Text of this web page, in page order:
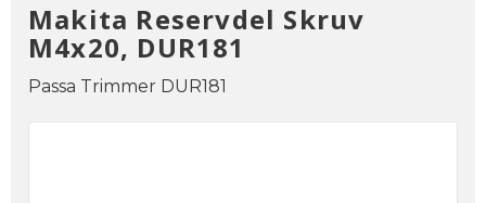
Makita Reservdel Skruv
M4x20, DUR181
Passa Trimmer DUR181